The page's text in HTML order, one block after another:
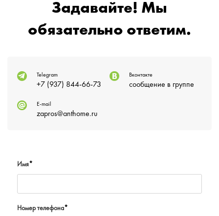
Задавайте! Мы
обязательно ответим.
Telegram
+7 (937) 844-66-73
Вконтакте
сообщение в группе
E-mail
zapros@anthome.ru
Имя*
Номер телефона*